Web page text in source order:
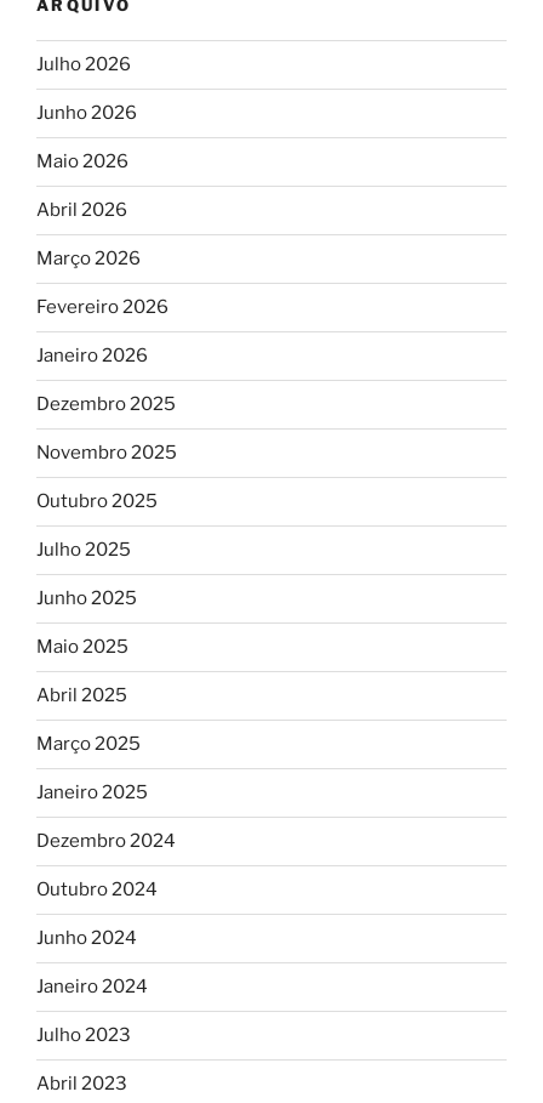
ARQUIVO
Julho 2026
Junho 2026
Maio 2026
Abril 2026
Março 2026
Fevereiro 2026
Janeiro 2026
Dezembro 2025
Novembro 2025
Outubro 2025
Julho 2025
Junho 2025
Maio 2025
Abril 2025
Março 2025
Janeiro 2025
Dezembro 2024
Outubro 2024
Junho 2024
Janeiro 2024
Julho 2023
Abril 2023